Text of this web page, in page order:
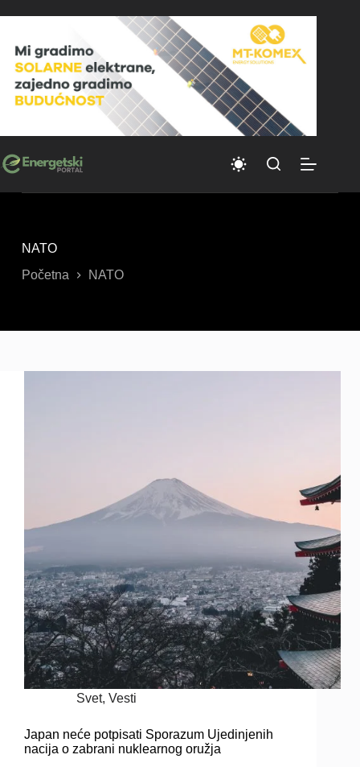
to
NATO
Početna
NATO
Svet,Vesti
Japan neće potpisati Sporazum Ujedinjenih
nacija o zabrani nuklearnog oružja